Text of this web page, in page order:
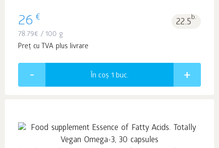
26 € 22.5b.
78.79€ / 100 g
Preț cu TVA plus livrare
În coș 1 buc.